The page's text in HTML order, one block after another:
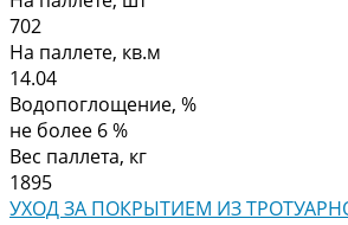
702
На паллете, кв.м
14.04
Водопоглощение, %
не более 6 %
Вес паллета, кг
1895
УХОД ЗА ПОКРЫТИЕМ ИЗ